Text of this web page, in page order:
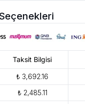
Taksit Bilgisi
₺ 3,692.16
₺ 2,485.11